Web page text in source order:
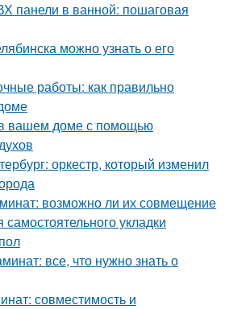
панели в ванной: пошаговая
можно узнать о его
работы: как правильно
вашем доме с помощью
оркестр, который изменил
возможно ли их совмещение
укладки
все, что нужно знать о
совместимость и